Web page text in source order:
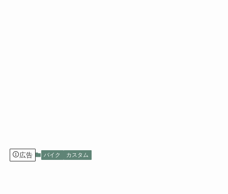
広告 バイク カスタム